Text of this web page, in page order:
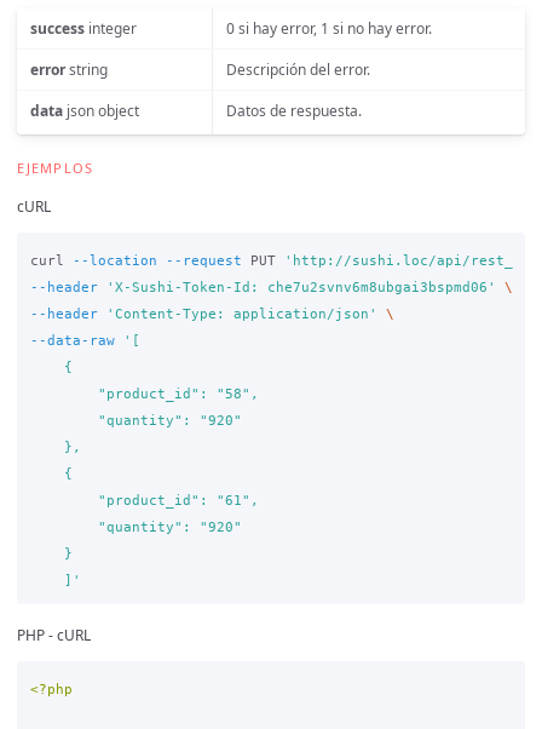
successinteger
0 si hay error, 1 si no hay error.
errorstring
Descripción del error.
datajson object Datos de respuesta.
EJEMPLOS
cURL
curl --location --request PUT
'http://sushi.loc/api/
--header
'X-Sushi-Token-Id: che7u2svnv6m8ubgai3bspmd06'
\
--header
'Content-Type: application/json'
\
--data-raw
'[
    {
        "product_id": "58",
        "quantity": "920"
    },
    {
        "product_id": "61",
        "quantity": "920"
    }
    ]'
PHP - cURL
<?php